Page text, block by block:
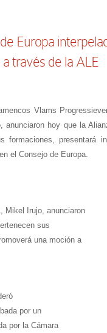
Europa
través de la ALE
Vlams
hoy que la
formaciones, presentará
el Consejo de Europa.
Mikel Irujo, anunciaron
sus
una moción a
por un
por la Cámara